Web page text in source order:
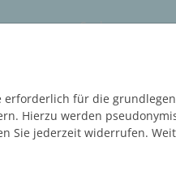
Hub
erforderlich für die
Hierzu werden
Sie jederzeit widerrufen.